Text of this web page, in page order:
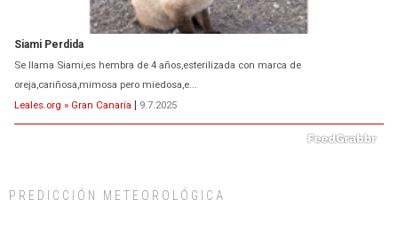
Siami Perdida
Se llama Siami,es hembra de 4 años,esterilizada con marca de
oreja,cariñosa,mimosa pero miedosa,e...
Leales.org » Gran Canaria | 9.7.2025
PREDICCIÓN METEOROLÓGICA